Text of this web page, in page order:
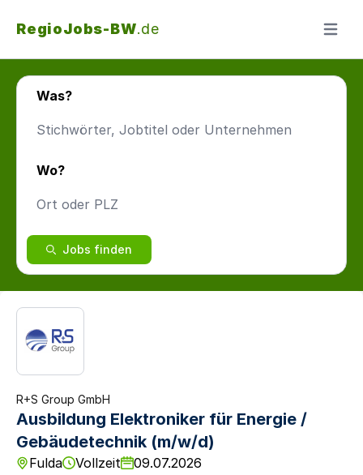
RegioJobs-BW.de Menü
Was?
Wo?
Jobs finden
R+S Group GmbH
Ausbildung Elektroniker für Energie /
Gebäudetechnik (m/w/d)
Fulda Vollzeit 09.07.2026